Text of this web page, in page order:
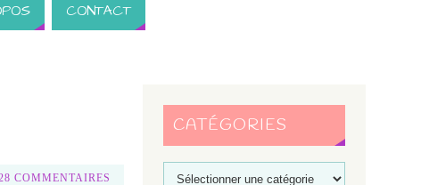
CONTACT
COMMENTAIRES
CATÉGORIES